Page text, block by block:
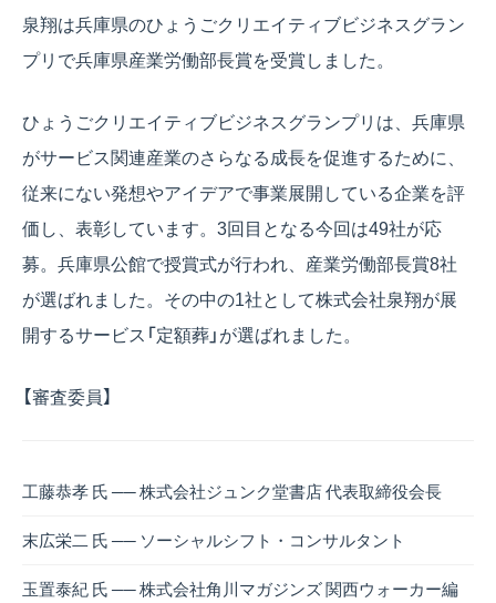
泉翔は兵庫県のひょうごクリエイティブビジネスグラン
プリで兵庫県産業労働部長賞を受賞しました。
ひょうごクリエイティブビジネスグランプリは、兵庫県
がサービス関連産業のさらなる成長を促進するために、
従来にない発想やアイデアで事業展開している企業を評
価し、表彰しています。3回目となる今回は49社が応
募。兵庫県公館で授賞式が行われ、産業労働部長賞8社
が選ばれました。その中の1社として株式会社泉翔が展
開するサービス「定額葬」が選ばれました。
【審査委員】
工藤恭孝 氏 ── 株式会社ジュンク堂書店 代表取締役会長
末広栄二 氏 ── ソーシャルシフト・コンサルタント
玉置泰紀 氏 ── 株式会社角川マガジンズ 関西ウォーカー編